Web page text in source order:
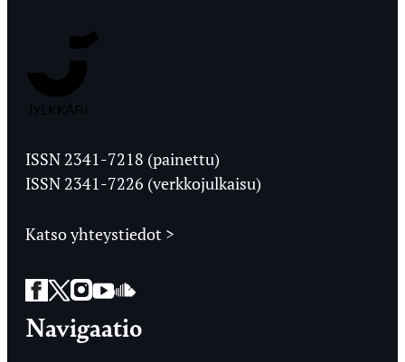
Ylioppilaslehti
ISSN 2341-7218 (painettu)
ISSN 2341-7226 (verkkojulkaisu)
Katso yhteystiedot >
Facebook
Twitter
Instagram
YouTube
SoundCloud
Navigaatio